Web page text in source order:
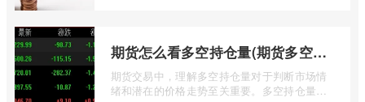
期货怎么看多空持仓量(期货多空持仓量指标公式)
期货交易中，理解多空持仓量对于判断市场情
绪和潜在的价格走势至关重要。多空持仓量反